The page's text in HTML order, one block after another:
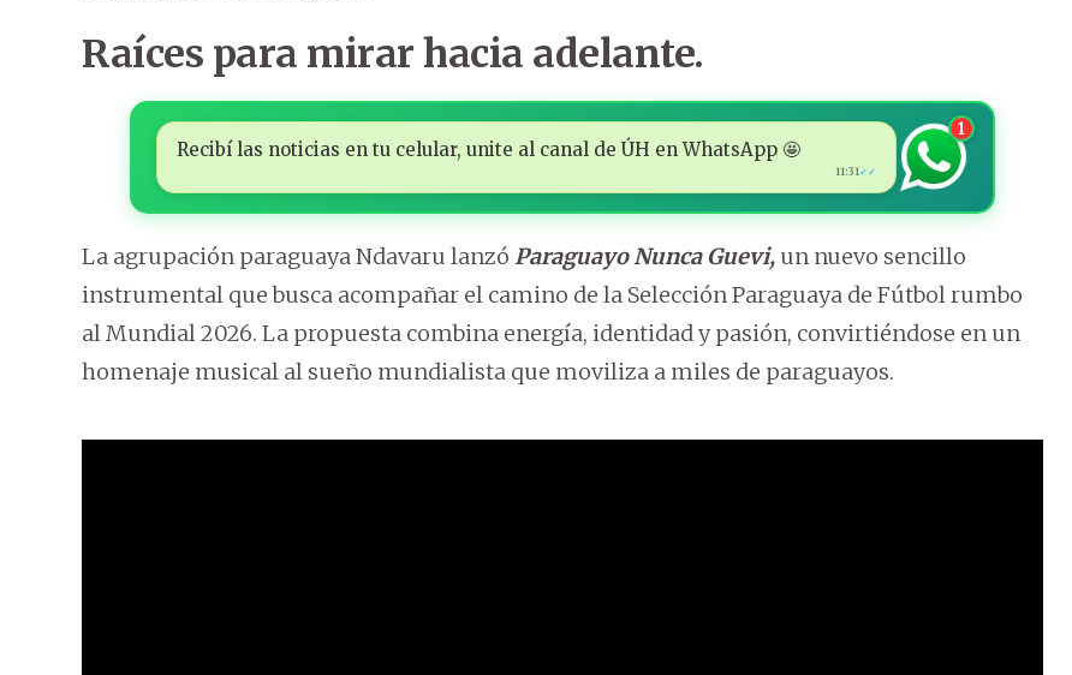
Raíces para mirar hacia adelante.
Recibí las noticias en tu celular, unite al canal de ÚH en WhatsApp 🤩
11:31✓✓
1
La agrupación paraguaya Ndavaru lanzó Paraguayo Nunca Guevi, un nuevo sencillo
instrumental que busca acompañar el camino de la Selección Paraguaya de Fútbol rumbo
al Mundial 2026. La propuesta combina energía, identidad y pasión, convirtiéndose en un
homenaje musical al sueño mundialista que moviliza a miles de paraguayos.